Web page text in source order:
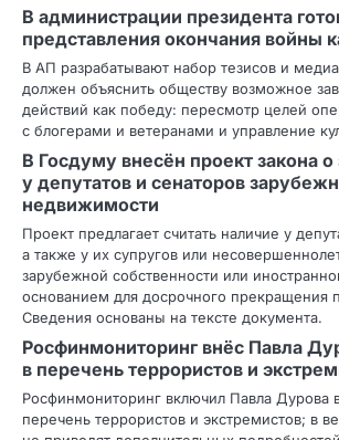
В администрации президента
представления окончания войны
В АП разрабатывают набор тезисов и
должен объяснить обществу возможное
действий как победу: пересмотр целей
с блогерами и ветеранами и управление
В Госдуму внесён проект закона о
у депутатов и сенаторов
недвижимости
Проект предлагает считать наличие у
а также у их супругов или
зарубежной собственности или
основанием для досрочного прекращения
Сведения основаны на тексте документа.
Росфинмониторинг внёс Павла
в перечень террористов и
Росфинмониторинг включил Павла Дурова
перечень террористов и экстремистов; в